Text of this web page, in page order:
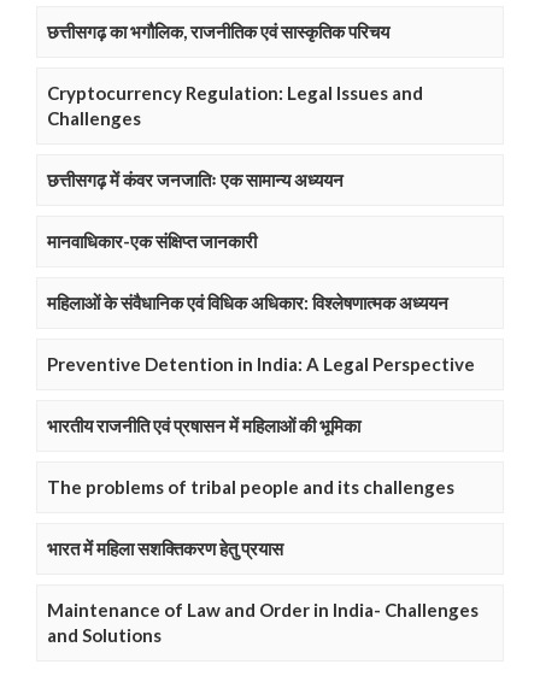
छत्तीसगढ़ का भगौलिक, राजनीतिक एवं सास्कृतिक परिचय
Cryptocurrency Regulation: Legal Issues and
Challenges
छत्तीसगढ़ में कंवर जनजातिः एक सामान्य अध्ययन
मानवाधिकार-एक संक्षिप्त जानकारी
महिलाओं के संवैधानिक एवं विधिक अधिकार: विश्लेषणात्मक अध्ययन
Preventive Detention in India: A Legal Perspective
भारतीय राजनीति एवं प्रषासन में महिलाओं की भूमिका
The problems of tribal people and its challenges
भारत में महिला सशक्तिकरण हेतु प्रयास
Maintenance of Law and Order in India- Challenges
and Solutions